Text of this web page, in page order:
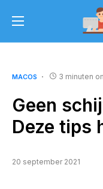
MACOS 3 minuten
Geen
Deze tips
20 september 2021